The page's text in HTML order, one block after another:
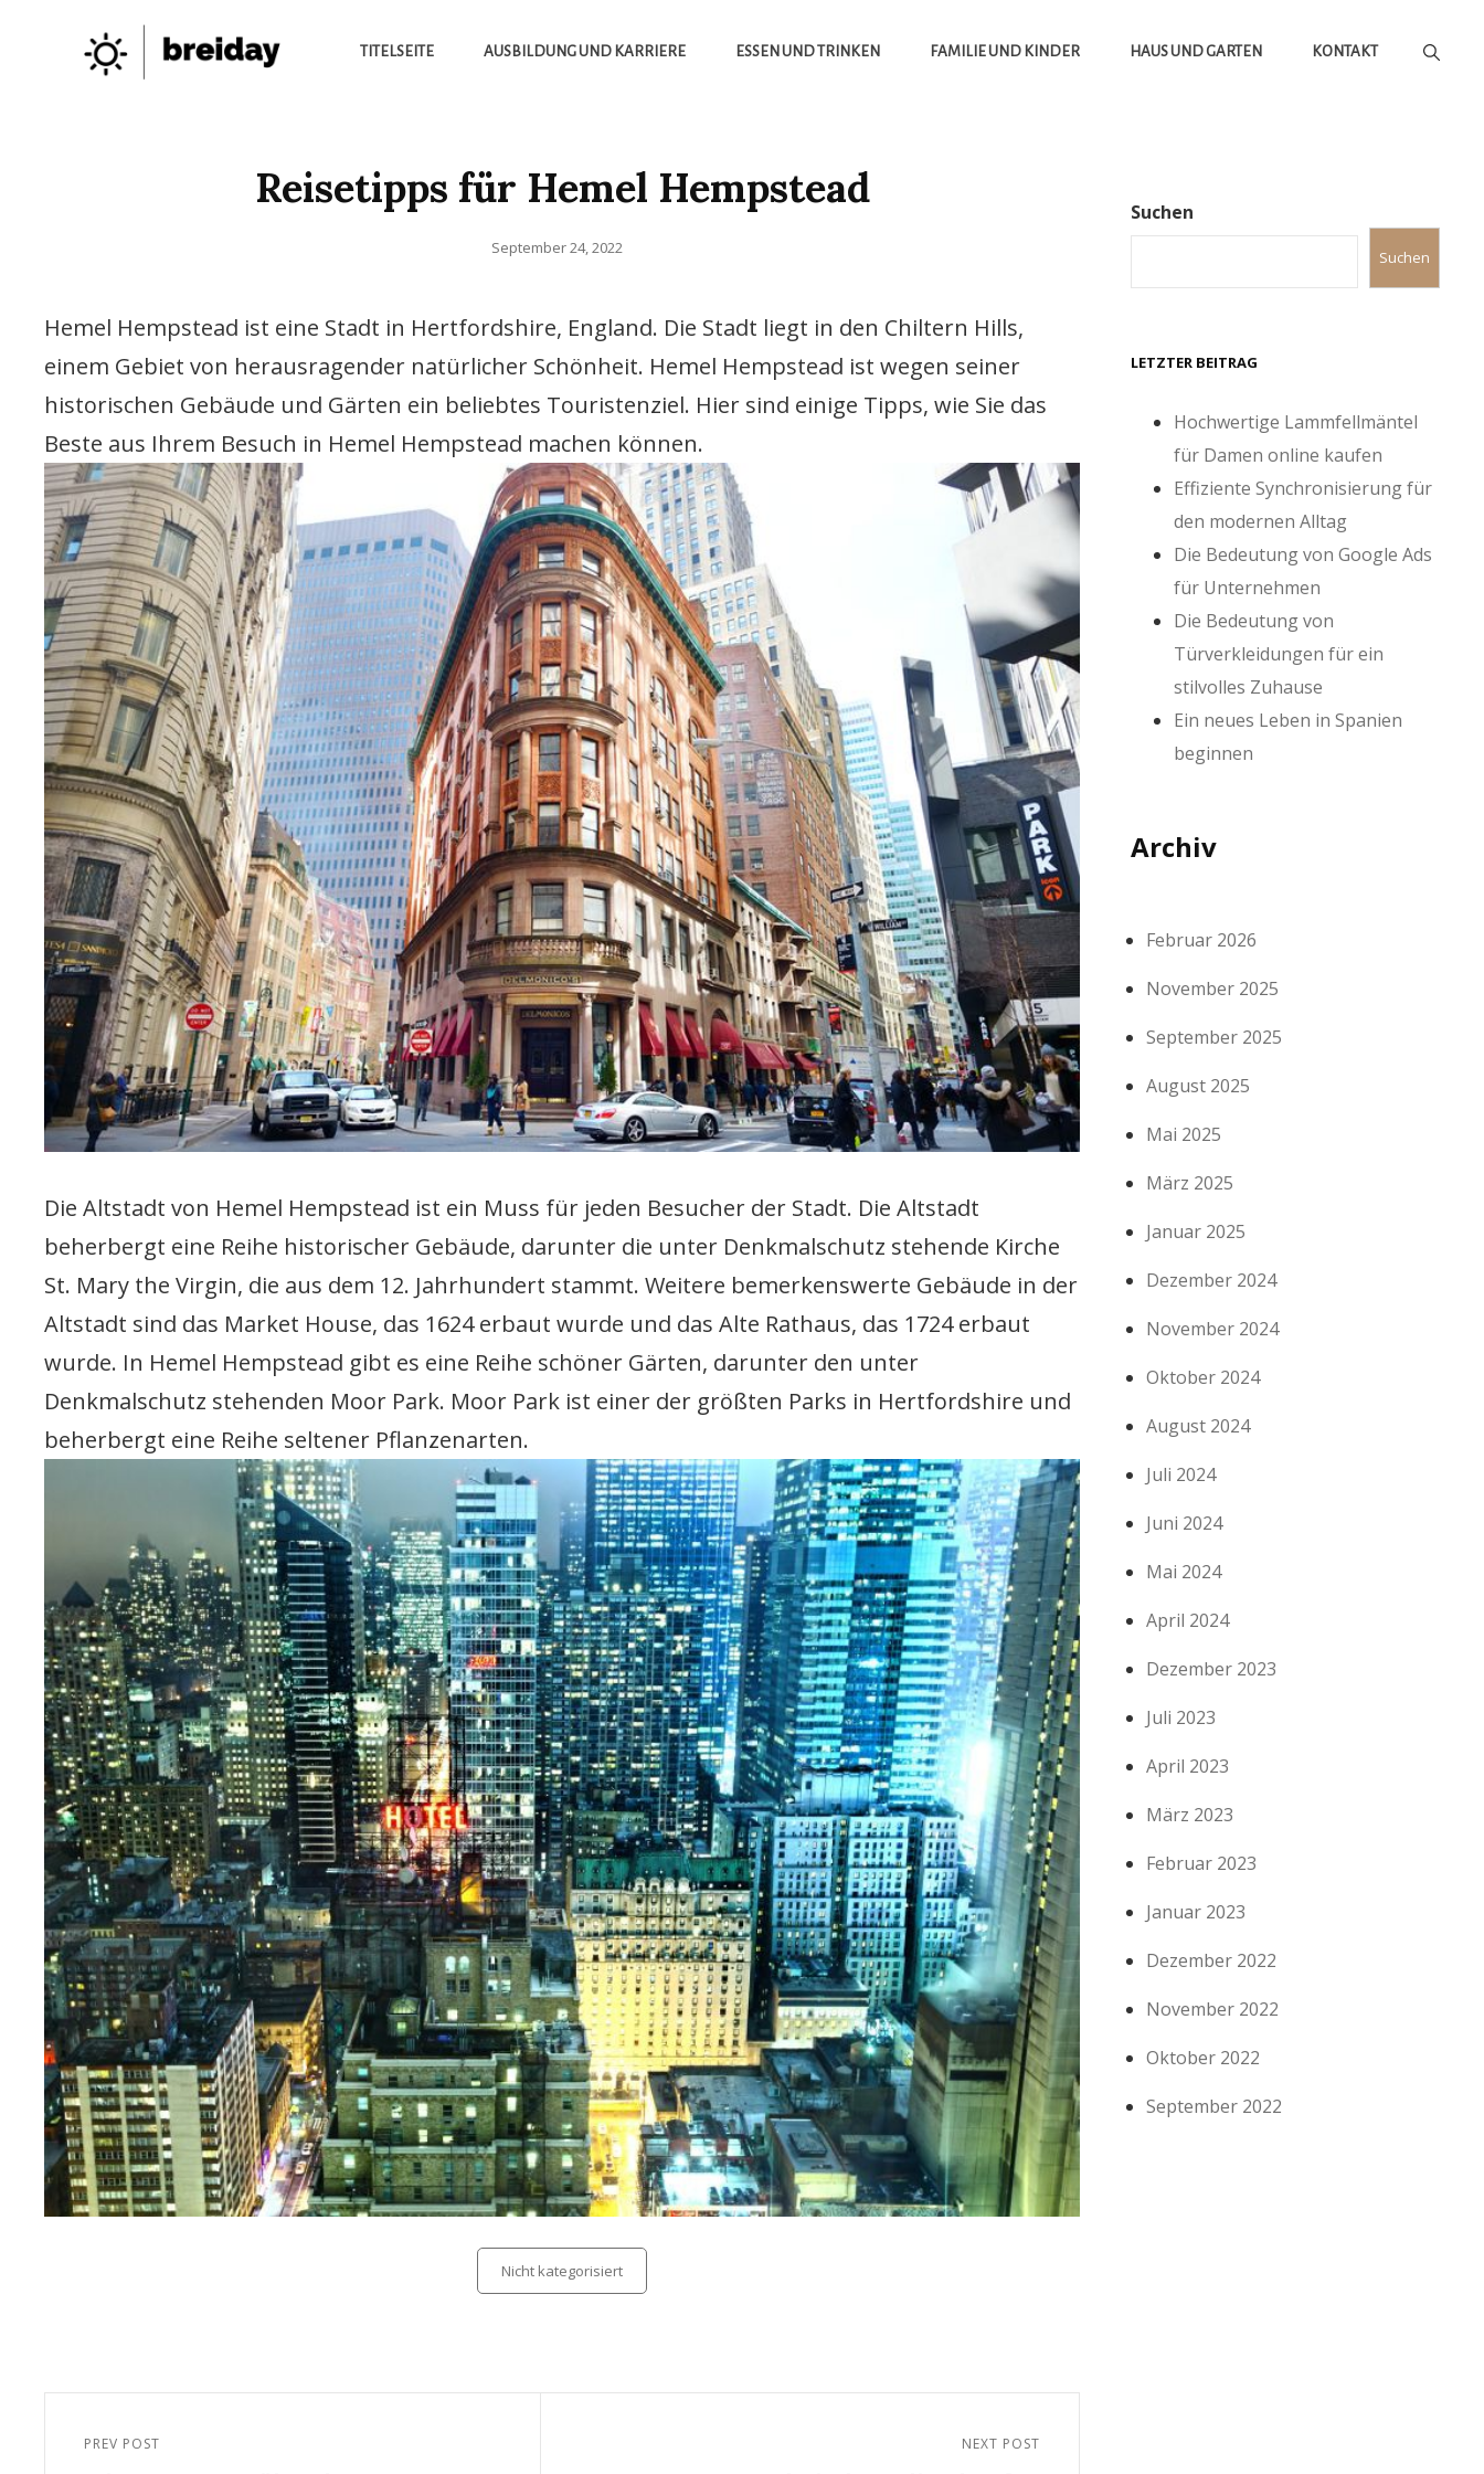
Die Besten Neuigkeiten
TITELSEITE AUSBILDUNG UND KARRIERE ESSEN UND TRINKEN FAMILIE UND KINDER HAUS UND GARTEN KONTAKT
Reisetipps für Hemel Hempstead
Posted
September 24, 2022
Hemel Hempstead ist eine Stadt in Hertfordshire, England. Die Stadt liegt in den Chiltern Hills,
einem Gebiet von herausragender natürlicher Schönheit. Hemel Hempstead ist wegen seiner
historischen Gebäude und Gärten ein beliebtes Touristenziel. Hier sind einige Tipps, wie Sie das
Beste aus Ihrem Besuch in Hemel Hempstead machen können.
Die Altstadt von Hemel Hempstead ist ein Muss für jeden Besucher der Stadt. Die Altstadt
beherbergt eine Reihe historischer Gebäude, darunter die unter Denkmalschutz stehende Kirche
St. Mary the Virgin, die aus dem 12. Jahrhundert stammt. Weitere bemerkenswerte Gebäude in der
Altstadt sind das Market House, das 1624 erbaut wurde und das Alte Rathaus, das 1724 erbaut
wurde. In Hemel Hempstead gibt es eine Reihe schöner Gärten, darunter den unter
Denkmalschutz stehenden Moor Park. Moor Park ist einer der größten Parks in Hertfordshire und
beherbergt eine Reihe seltener Pflanzenarten.
Categories
Nicht kategorisiert
Previous
PREV POST NEXT POST
Suchen
Suchen
LETZTER BEITRAG
Hochwertige Lammfellmäntel
für Damen online kaufen
Effiziente Synchronisierung für
den modernen Alltag
Die Bedeutung von Google Ads
für Unternehmen
Die Bedeutung von
Türverkleidungen für ein
stilvolles Zuhause
Ein neues Leben in Spanien
beginnen
Archiv
Februar 2026
November 2025
September 2025
August 2025
Mai 2025
März 2025
Januar 2025
Dezember 2024
November 2024
Oktober 2024
August 2024
Juli 2024
Juni 2024
Mai 2024
April 2024
Dezember 2023
Juli 2023
April 2023
März 2023
Februar 2023
Januar 2023
Dezember 2022
November 2022
Oktober 2022
September 2022